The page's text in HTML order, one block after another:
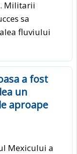
Militarii
sa
fluviului
a fost
un
aproape
Mexicului a